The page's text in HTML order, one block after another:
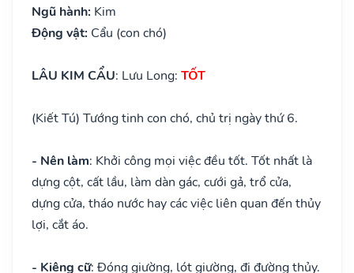
Ngũ hành: Kim
Động vật: Cẩu (con chó)
LÂU KIM CẨU: Lưu Long: TỐT
(Kiết Tú) Tướng tinh con chó, chủ trị ngày thứ 6.
- Nên làm: Khởi công mọi việc đều tốt. Tốt nhất là
dựng cột, cất lầu, làm dàn gác, cưới gả, trổ cửa,
dựng cửa, tháo nước hay các việc liên quan đến thủy
lợi, cắt áo.
- Kiêng cữ: Đóng giường, lót giường, đi đường thủy.